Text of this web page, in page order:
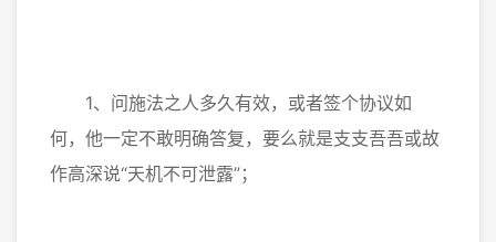
1、问施法之人多久有效，或者签个协议如
何，他一定不敢明确答复，要么就是支支吾吾或故
作高深说“天机不可泄露”；